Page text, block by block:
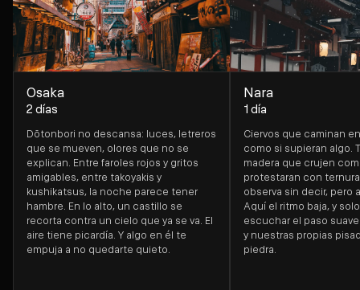
Osaka
2 días
Dōtonbori no descansa: luces, letreros
que se mueven, olores que no se
explican. Entre faroles rojos y gritos
amigables, entre takoyakis y
kushikatsus, la noche parece tener
hambre. En lo alto, un castillo se
recorta contra un cielo que ya se va. El
aire tiene picardía. Y algo en él te
empuja a no quedarte quieto.
Nara
1 día
Ciervos que caminan
como si supieran algo.
madera que crujen
protestaran con
observa sin decir, pero
Aquí el ritmo baja, y
escuchar el paso
y nuestras propias
piedra.